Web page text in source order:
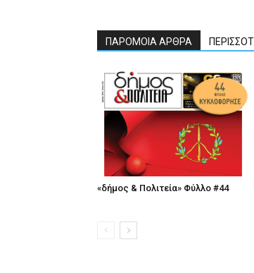
ΠΑΡΟΜΟΙΑ ΑΡΘΡΑ
«δήμος & Πολιτεία» Φύλλο #44